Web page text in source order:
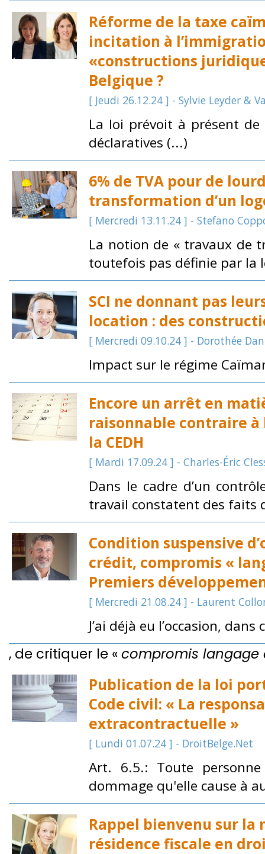
Réforme de la taxe
incitation à
«constructions
Belgique ?
[ Jeudi 26.12.24 ] - Sylvie Leyder &
La loi prévoit à présent
déclaratives (...)
6% de TVA pour de
transformation d’un
[ Mercredi 13.11.24 ] - Stefano
La notion de « travaux de
toutefois pas définie par la
SCI ne donnant pas
location : des
[ Mercredi 09.10.24 ] - Dorothée
Impact sur le régime
Encore un arrêt en
raisonnable contraire à
la CEDH
[ Mardi 17.09.24 ] - Charles-Éric
Dans le cadre d’un
travail constatent des faits
Condition suspensive
crédit, compromis «
Premiers
[ Mercredi 21.08.24 ] - Laurent
J’ai déjà eu l’occasion, dans
, de critiquer le « compromis langage
Publication de la loi
Code civil: « La
extracontractuelle »
[ Lundi 01.07.24 ] - DroitBelge.Net
Art. 6.5.: Toute
dommage qu'elle cause à
Rappel bienvenu sur la
résidence fiscale en